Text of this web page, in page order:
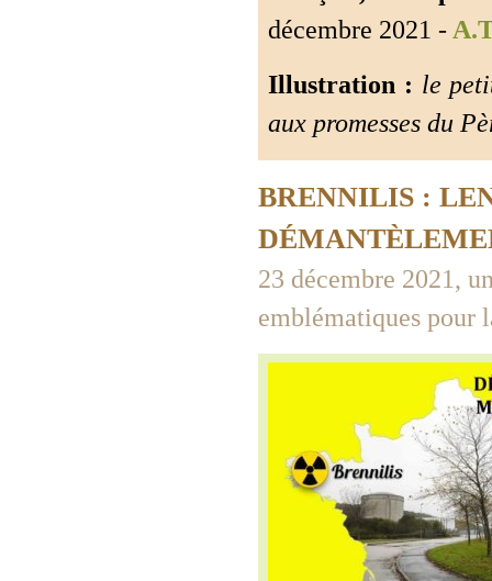
décembre 2021 -
Illustration : le
aux promesses du
BRENNILIS :
23 décembre 2021,
emblématiques pour